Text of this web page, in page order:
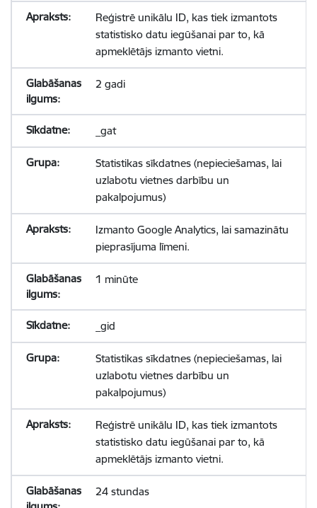
Reģistrē unikālu ID, kas tiek izmantots
statistisko datu iegūšanai par to, kā
apmeklētājs izmanto vietni.
2 gadi
_gat
Statistikas sīkdatnes (nepieciešamas, lai
uzlabotu vietnes darbību un
pakalpojumus)
Izmanto Google Analytics, lai samazinātu
pieprasījuma līmeni.
1 minūte
_gid
Statistikas sīkdatnes (nepieciešamas, lai
uzlabotu vietnes darbību un
pakalpojumus)
Reģistrē unikālu ID, kas tiek izmantots
statistisko datu iegūšanai par to, kā
apmeklētājs izmanto vietni.
24 stundas